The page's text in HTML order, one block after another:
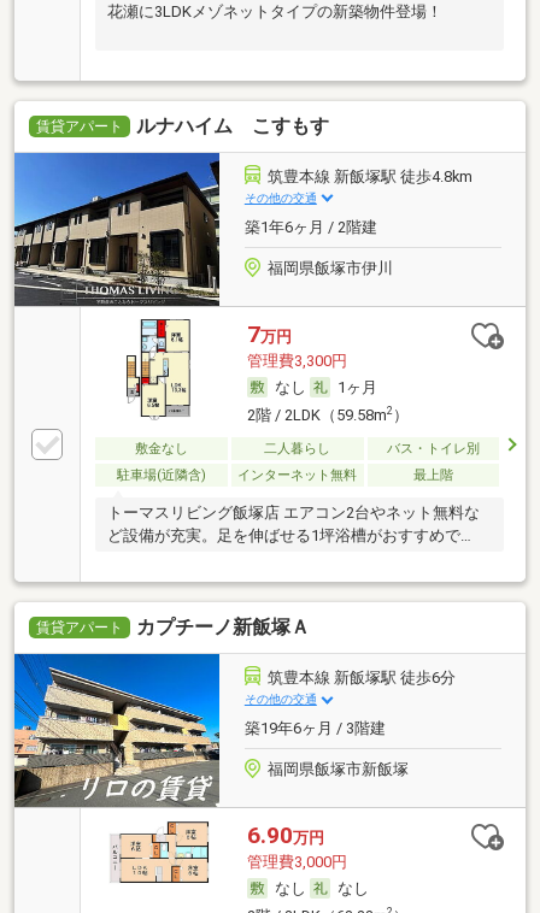
花瀬に3LDKメゾネットタイプの新築物件登場！
賃貸アパート ルナハイム こすもす
筑豊本線 新飯塚駅 徒歩4.8km
その他の交通
築1年6ヶ月 / 2階建
福岡県飯塚市伊川
7万円
管理費3,300円
なし
1ヶ月
2階 / 2LDK（59.58m2）
敷金なし 二人暮らし
バス・トイレ別
駐車場(近隣含)
インターネット無料 最上階
トーマスリビング飯塚店 エアコン2台やネット無料な
ど設備が充実。足を伸ばせる1坪浴槽がおすすめで
賃貸アパート カプチーノ新飯塚Ａ
筑豊本線 新飯塚駅 徒歩6分
その他の交通
築19年6ヶ月 / 3階建
福岡県飯塚市新飯塚
6.90万円
管理費3,000円
なし
なし